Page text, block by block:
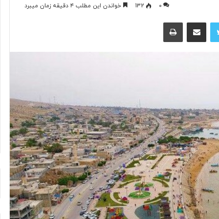
۰ 132 خواندن این مطلب ۴ دقیقه زمان میبرد
توییتر اشتراک گذاری از طریق ایمیل چاپ
ایرانی با
آیا فناوری می‌تواند جای آتش‌نشان‌ها
را بگیرد؟